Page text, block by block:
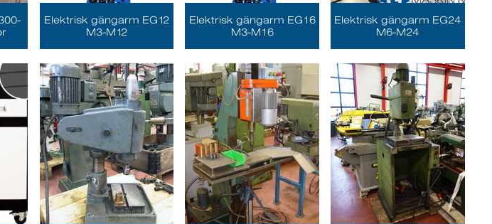
Elektrisk gängarm EG12
M3-M12
Elektrisk gängarm EG16
M3-M16
Elektrisk gängarm EG24
M6-M24